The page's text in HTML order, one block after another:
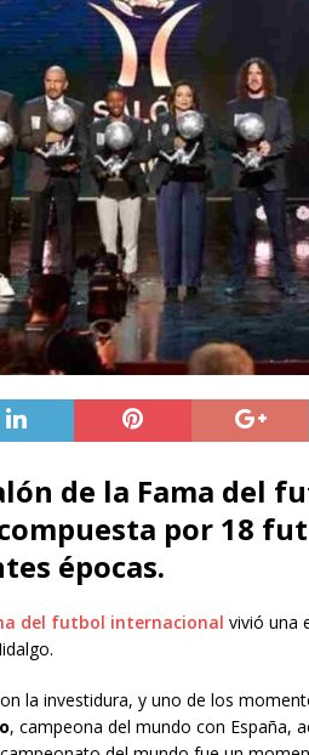
de la Fama del
por 18
épocas.
del futbol internacional vivió una
la investidura, y uno de los
, campeona del mundo con España,